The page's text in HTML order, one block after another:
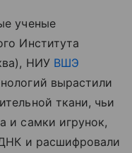
ученые
Института
НИУ ВШЭ
вырастили
ткани, чьи
и самки игрунок,
и расшифровали